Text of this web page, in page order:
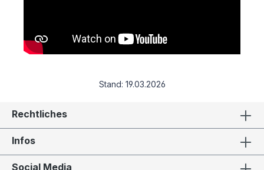
Stand: 19.03.2026
Rechtliches
Infos
Social Media